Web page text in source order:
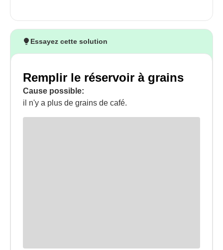
Essayez cette solution
Remplir le réservoir à grains
Cause possible:
il n'y a plus de grains de café.